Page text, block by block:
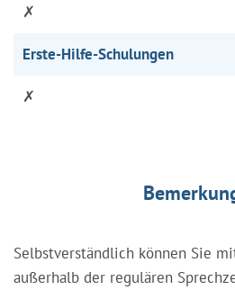
✗
Erste-Hilfe-Schulungen
✗
Selbstverständlich können Sie
außerhalb der regulären